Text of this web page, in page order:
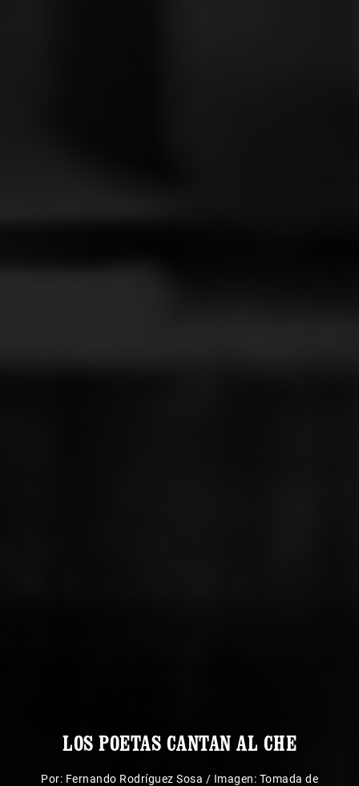
LOS POETAS CANTAN AL CHE
Por: Fernando Rodríguez Sosa / Imagen: Tomada de